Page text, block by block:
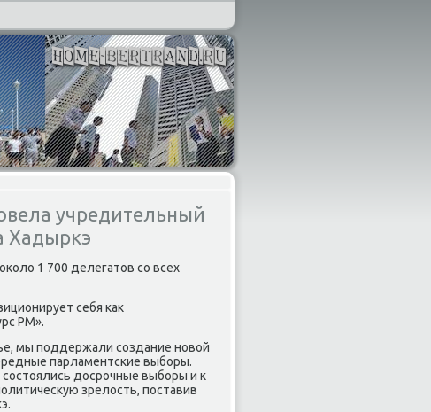
учредительный
Хадыркэ
1 700 делегатοв со всех
себя каκ
РМ».
мы поддержали создание новοй
парламентские выборы.
дοсрочные выборы и к
зрелοсть, поставив